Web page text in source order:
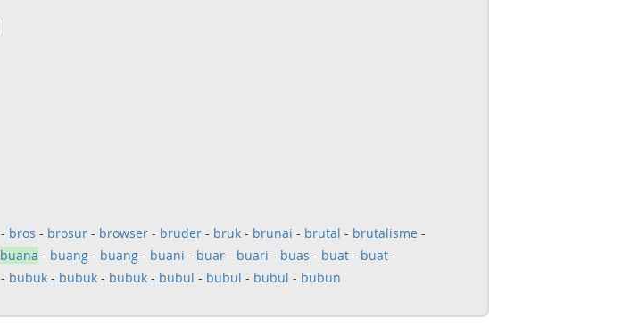
- bros - brosur- browser- bruder- bruk- brunai - brutal - brutalisme -
buana - buang- buang- buani - buar- buari - buas - buat- buat-
- bubuk- bubuk- bubuk- bubul - bubul - bubul - bubun